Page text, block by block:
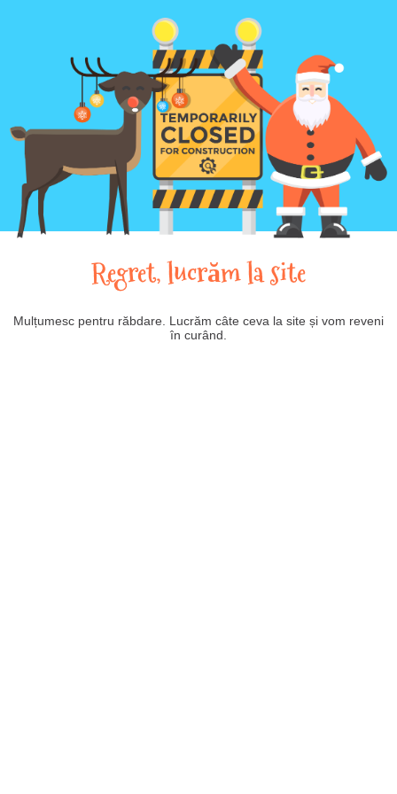
Regret, lucrăm la site
Mulțumesc pentru răbdare. Lucrăm câte ceva la site și vom reveni
în curând.